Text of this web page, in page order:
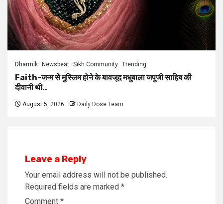
Dharmik Newsbeat Sikh Community Trending
Faith-जन्म से मुस्लिम होने के बावजूद मधुबाला जपुजी साहिब की
दीवानी थी..
August 5, 2026 Daily Dose Team
Leave a Reply
Your email address will not be published.
Required fields are marked *
Comment *